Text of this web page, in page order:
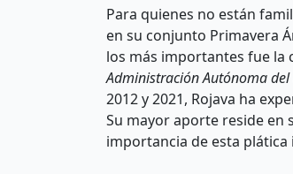
Para quienes no están
en su conjunto Primavera
los más importantes fue la
Administración Autónoma del
2012 y 2021, Rojava ha
Su mayor aporte reside en
importancia de esta plática